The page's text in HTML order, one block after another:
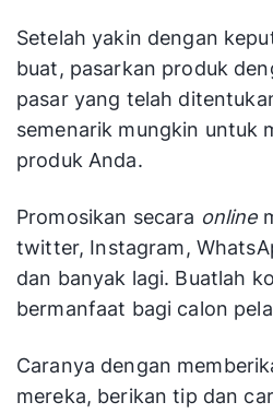
Setelah yakin dengan
buat, pasarkan produk
pasar yang telah
semenarik mungkin untuk
produk Anda.
Promosikan secara online
twitter, Instagram,
dan banyak lagi. Buatlah
bermanfaat bagi calon
Caranya dengan
mereka, berikan tip dan